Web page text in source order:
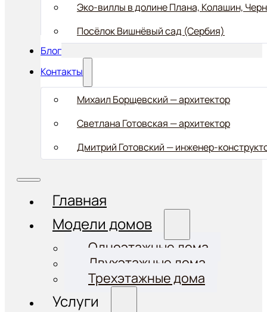
Эко-виллы в долине Плана, Колашин,
Посёлок Вишнёвый сад (Сербия)
Блог
Контакты
Михаил Борщевский — архитектор
Светлана Готовская — архитектор
Дмитрий Готовский — инженер-
Главная
Модели домов
Одноэтажные дома
Двухэтажные дома
Трехэтажные дома
Услуги